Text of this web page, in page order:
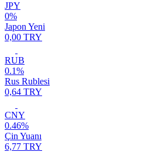
JPY
0%
Japon Yeni
0,00 TRY
RUB
0.1%
Rus Rublesi
0,64 TRY
CNY
0.46%
Çin Yuanı
6,77 TRY